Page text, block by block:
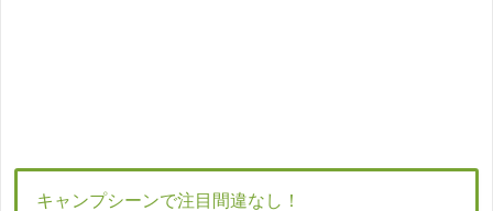
キャンプシーンで注目間違なし！